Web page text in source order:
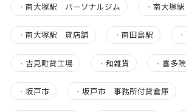
・ 南大塚駅 パーソナルジム ・南大塚
・ 南大塚駅 貸店舗 ・南田島駅 ・
・ 吉見町貸工場 ・和雑貨 ・喜多院
・ 坂戸市 ・坂戸市 事務所付貸倉庫